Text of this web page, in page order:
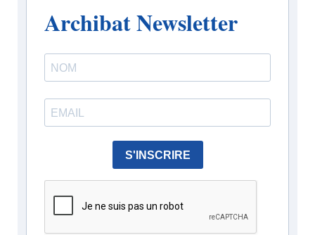
Archibat Newsletter
S'INSCRIRE